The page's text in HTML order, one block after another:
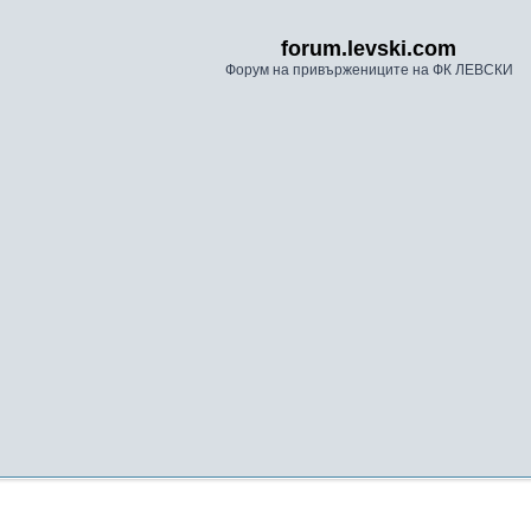
forum.levski.com
Форум на привържениците на ФК ЛЕВСКИ